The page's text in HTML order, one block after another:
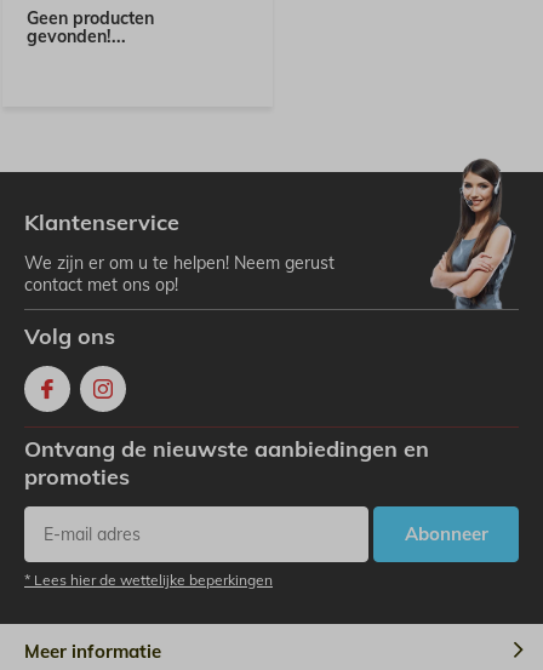
Geen producten
gevonden!...
Klantenservice
We zijn er om u te helpen! Neem gerust
contact met ons op!
Volg ons
Ontvang de nieuwste aanbiedingen en
promoties
Abonneer
* Lees hier de wettelijke beperkingen
Meer informatie